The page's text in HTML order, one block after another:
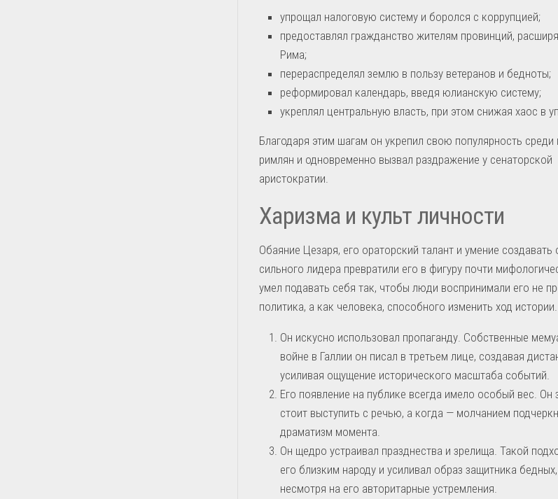
упрощал налоговую систему и боролся с коррупцией;
предоставлял гражданство жителям провинций,
Рима;
перераспределял землю в пользу ветеранов и бедноты;
реформировал календарь, введя юлианскую систему;
укреплял центральную власть, при этом снижая хаос в
Благодаря этим шагам он укрепил свою популярность среди
римлян и одновременно вызвал раздражение у сенаторской
аристократии.
Харизма и культ личности
Обаяние Цезаря, его ораторский талант и умение создавать
сильного лидера превратили его в фигуру почти
умел подавать себя так, чтобы люди воспринимали его не
политика, а как человека, способного изменить ход истории.
Он искусно использовал пропаганду. Собственные
войне в Галлии он писал в третьем лице, создавая
усиливая ощущение исторического масштаба событий.
Его появление на публике всегда имело особый вес. Он
стоит выступить с речью, а когда — молчанием
драматизм момента.
Он щедро устраивал празднества и зрелища. Такой
его близким народу и усиливал образ защитника
несмотря на его авторитарные устремления.